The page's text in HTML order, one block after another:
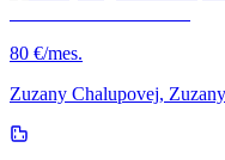
80 €/mes.
Zuzany Chalupovej,